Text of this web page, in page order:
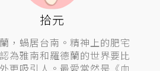
拾元
，蝸居台南。精神上的肥宅
為雅南和羅德蘭的世界要比
更吸引人。最愛當然是《血